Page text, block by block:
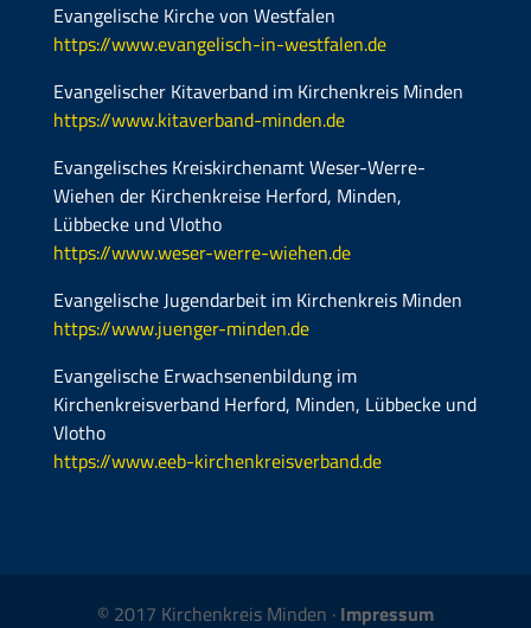
Evangelische Kirche von Westfalen
https://www.evangelisch-in-westfalen.de
Evangelischer Kitaverband im Kirchenkreis Minden
https://www.kitaverband-minden.de
Evangelisches Kreiskirchenamt Weser-Werre-
Wiehen der Kirchenkreise Herford, Minden,
Lübbecke und Vlotho
https://www.weser-werre-wiehen.de
Evangelische Jugendarbeit im Kirchenkreis Minden
https://www.juenger-minden.de
Evangelische Erwachsenenbildung im
Kirchenkreisverband Herford, Minden, Lübbecke und
Vlotho
https://www.eeb-kirchenkreisverband.de
© 2017 Kirchenkreis Minden · Impressum